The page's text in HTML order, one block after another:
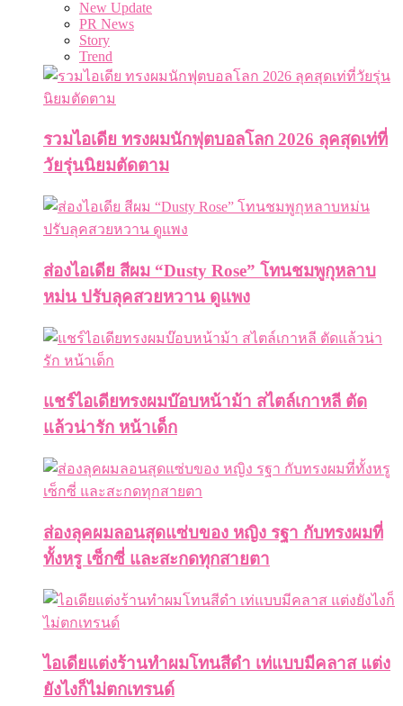
New Update
PR News
Story
Trend
รวมไอเดีย ทรงผมนักฟุตบอลโลก 2026 ลุคสุดเท่ที่
วัยรุ่นนิยมตัดตาม
ส่องไอเดีย สีผม “Dusty Rose” โทนชมพูกุหลาบ
หม่น ปรับลุคสวยหวาน ดูแพง
แชร์ไอเดียทรงผมบ๊อบหน้าม้า สไตล์เกาหลี ตัด
แล้วน่ารัก หน้าเด็ก
ส่องลุคผมลอนสุดแซ่บของ หญิง รฐา กับทรงผมที่
ทั้งหรู เซ็กซี่ และสะกดทุกสายตา
ไอเดียแต่งร้านทำผมโทนสีดำ เท่แบบมีคลาส แต่ง
ยังไงก็ไม่ตกเทรนด์